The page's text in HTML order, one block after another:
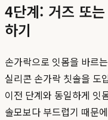
4단계: 거즈 또
하기
손가락으로 잇몸을 바르
실리콘 손가락 칫솔을 도
이전 단계와 동일하게 잇
솔모보다 부드럽기 때문